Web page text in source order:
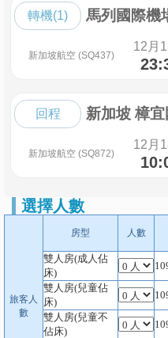
轉機(1) 馬列國際機
新加坡航空 (SQ437)
12月
回程 新加坡 樟
新加坡航空 (SQ872)
12月
選擇人數
旅客人
數
房型 人數
雙人房(成人佔
床)
雙人房(兒童佔
床)
雙人房(兒童不
佔床)